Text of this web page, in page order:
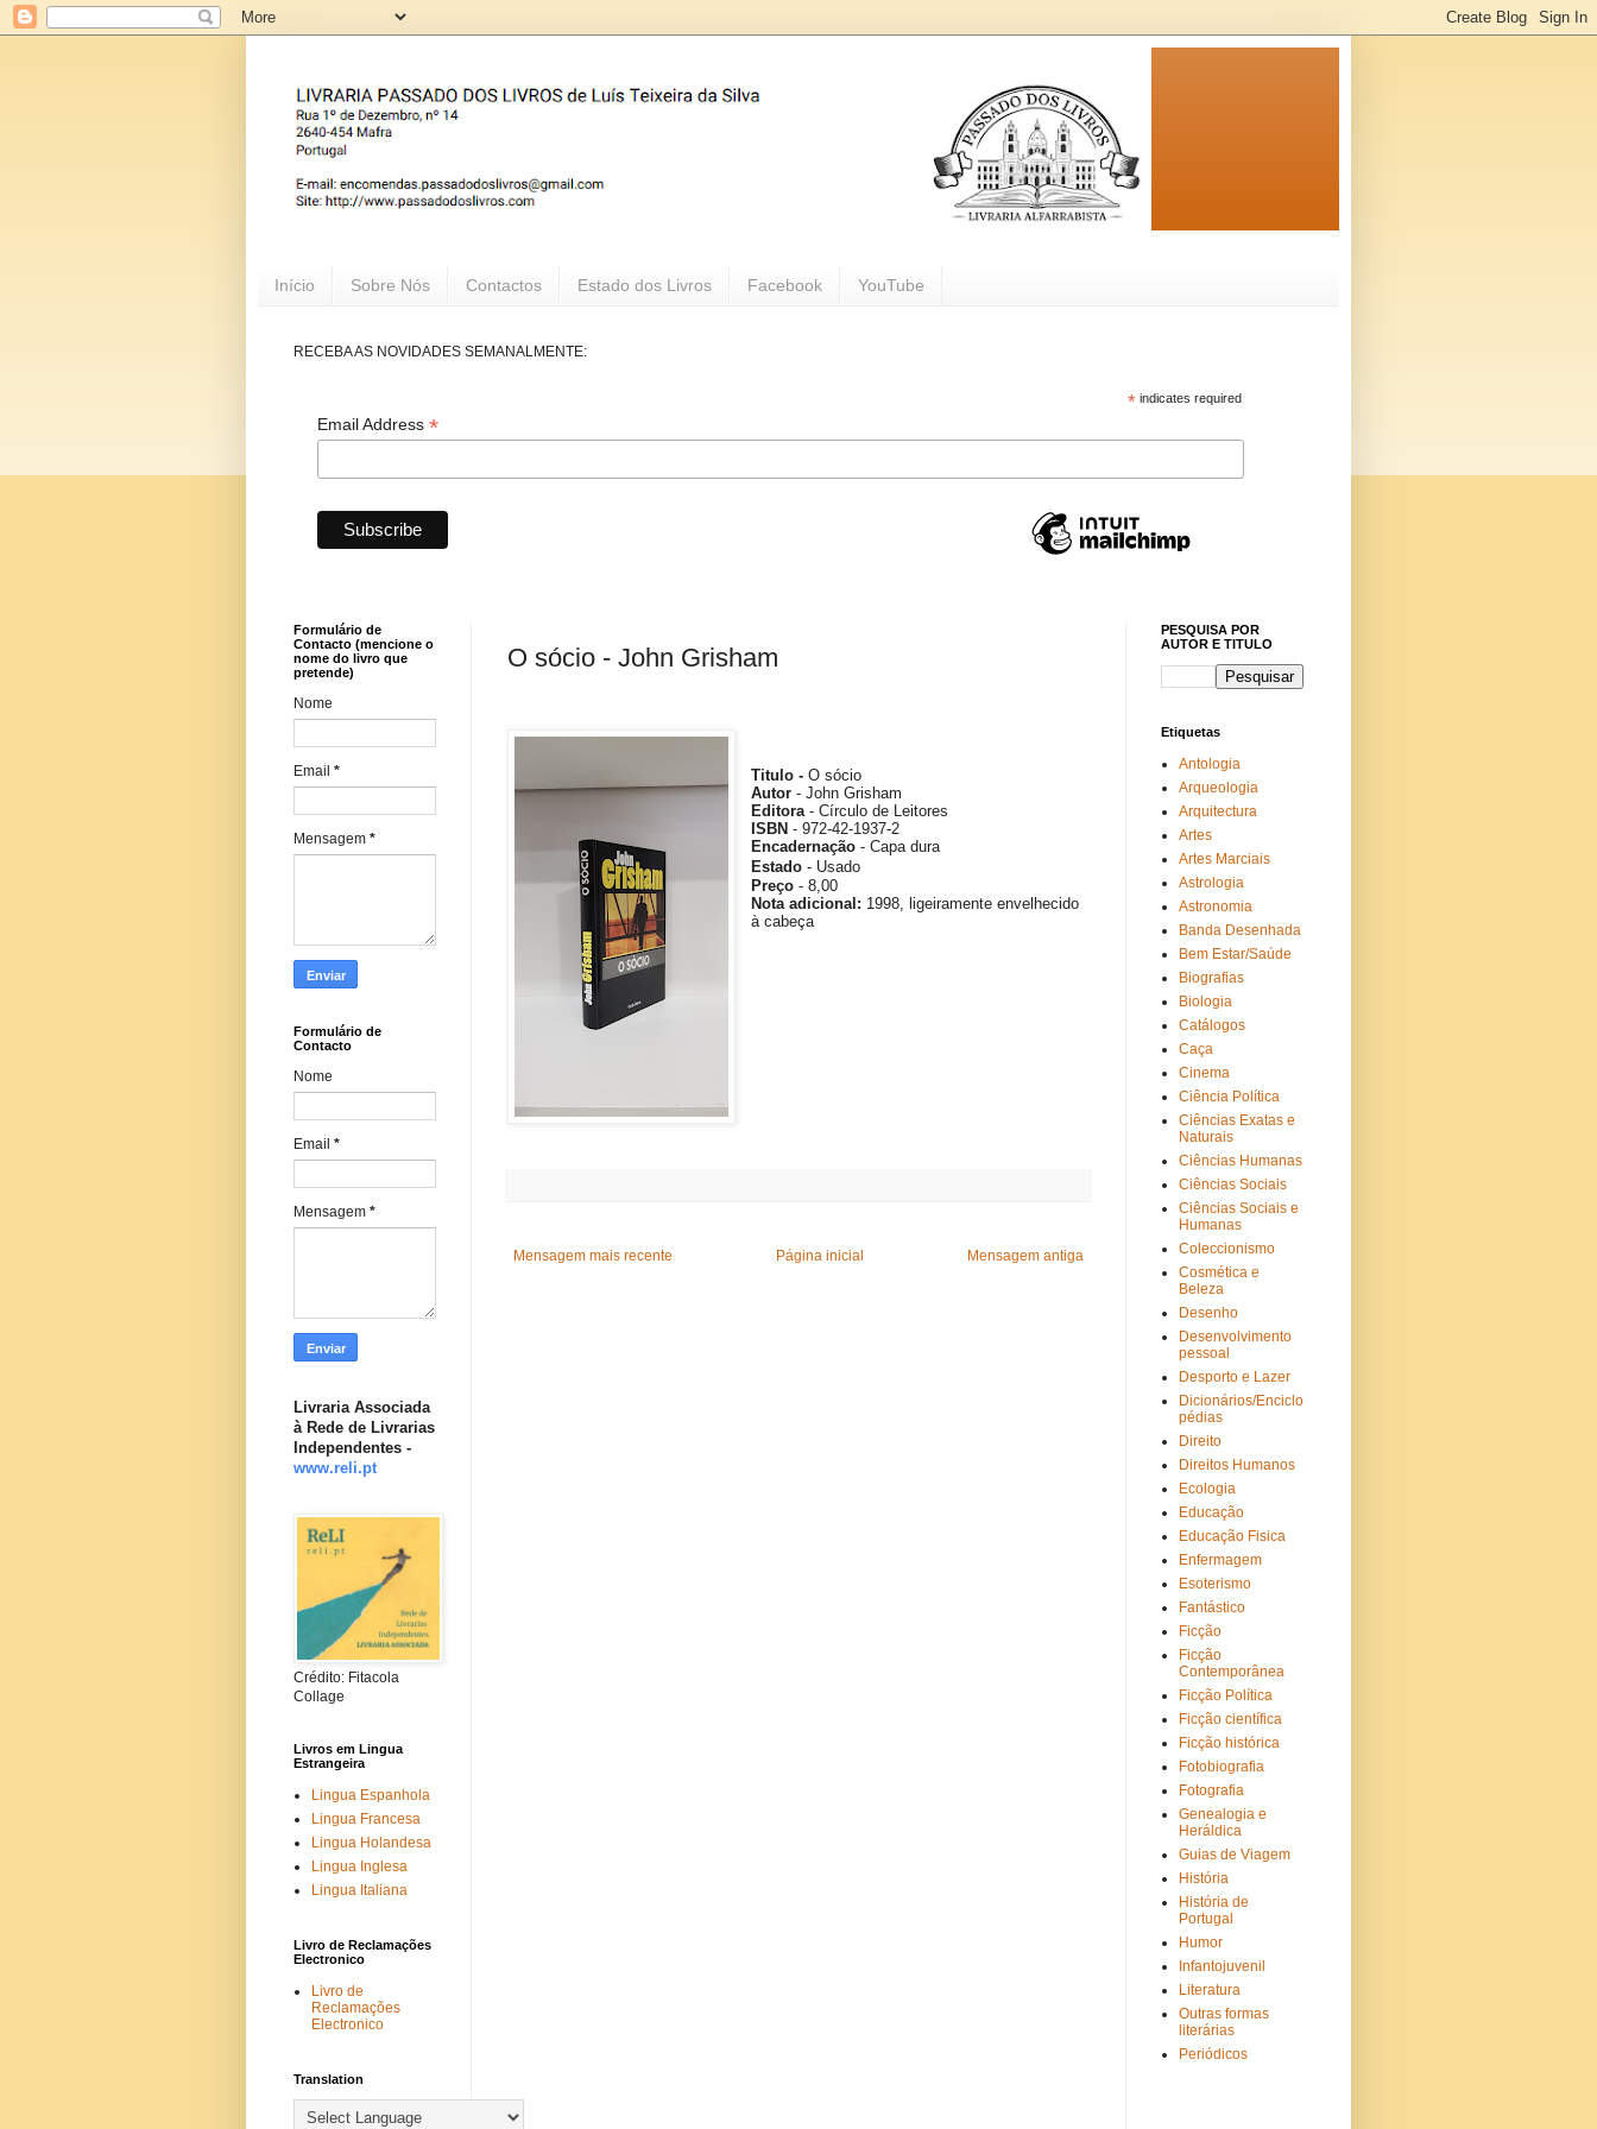
Início Sobre Nós Contactos Estado dos Livros Facebook YouTube
RECEBA AS NOVIDADES SEMANALMENTE:
*indicates required
Email Address *
O sócio - John Grisham
Titulo -O sócio
Autor - John Grisham
Editora-Círculo de Leitores
ISBN - 972-42-1937-2
Encadernação - Capa dura
Estado - Usado
Preço - 8,00
Notaadicional : 1998, ligeiramente envelhecido
à cabeça
Mensagem mais recente Mensagem antiga
Página inicial
Formulário de
Contacto (mencione o
nome do livro que
pretende)
Nome
Email *
Mensagem *
Formulário de
Contacto
Nome
Email *
Mensagem *
Livraria Associada
à Rede de Livrarias
Independentes -
www.reli.pt
Crédito: Fitacola
Collage
Livros em Lingua
Estrangeira
Lingua Espanhola
Lingua Francesa
Lingua Holandesa
Lingua Inglesa
Lingua Italiana
Livro de Reclamações
Electronico
Livro de
Reclamações
Electronico
Translation
PESQUISA POR
AUTOR E TITULO
Etiquetas
Antologia
Arqueologia
Arquitectura
Artes
Artes Marciais
Astrologia
Astronomia
Banda Desenhada
Bem Estar/Saúde
Biografias
Biologia
Catálogos
Caça
Cinema
Ciência Política
Ciências Exatas e
Naturais
Ciências Humanas
Ciências Sociais
Ciências Sociais e
Humanas
Coleccionismo
Cosmética e
Beleza
Desenho
Desenvolvimento
pessoal
Desporto e Lazer
Dicionários/Enciclo
pédias
Direito
Direitos Humanos
Ecologia
Educação
Educação Fisica
Enfermagem
Esoterismo
Fantástico
Ficção
Ficção
Contemporânea
Ficção Política
Ficção científica
Ficção histórica
Fotobiografia
Fotografia
Genealogia e
Heráldica
Guias de Viagem
História
História de
Portugal
Humor
Infantojuvenil
Literatura
Outras formas
literárias
Periódicos